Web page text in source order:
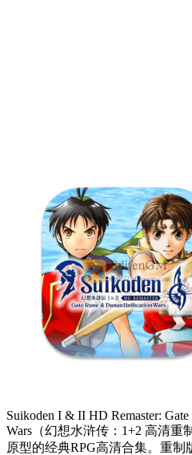
Suikoden I & II HD Remaster:
Wars（幻想水浒传：1+2 高清重
原型的经典RPG高清合集。重